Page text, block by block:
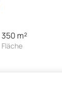
350 m²
Fläche